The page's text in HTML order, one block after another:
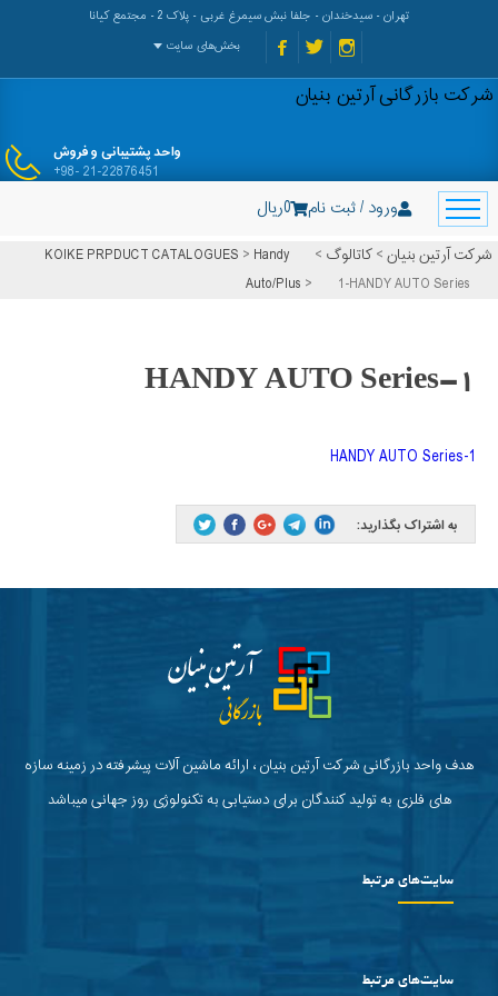
تهران - سیدخندان - جلفا نبش سیمرغ غربی - پلاک 2 - مجتمع کیانا
بخش‌های سایت
شرکت بازرگانی آرتین بنیان
واحد پشتیبانی و فروش
+98- 21-22876451
ورود / ثبت نام 0ریال
شرکت آرتین بنیان>کاتالوگ >
KOIKE PRPDUCT CATALOGUES > Handy
Auto/Plus > 1-HANDY AUTO Series
1-HANDY AUTO Series
1-HANDY AUTO Series
به اشتراک بگذارید:
هدف واحد بازرگانی شرکت آرتین بنیان ، ارائه ماشین آلات پیشرفته در زمینه سازه
های فلزی به تولید کنندگان برای دستیابی به تکنولوژی روز جهانی میباشد
سایت‌های مرتبط
سایت‌های مرتبط